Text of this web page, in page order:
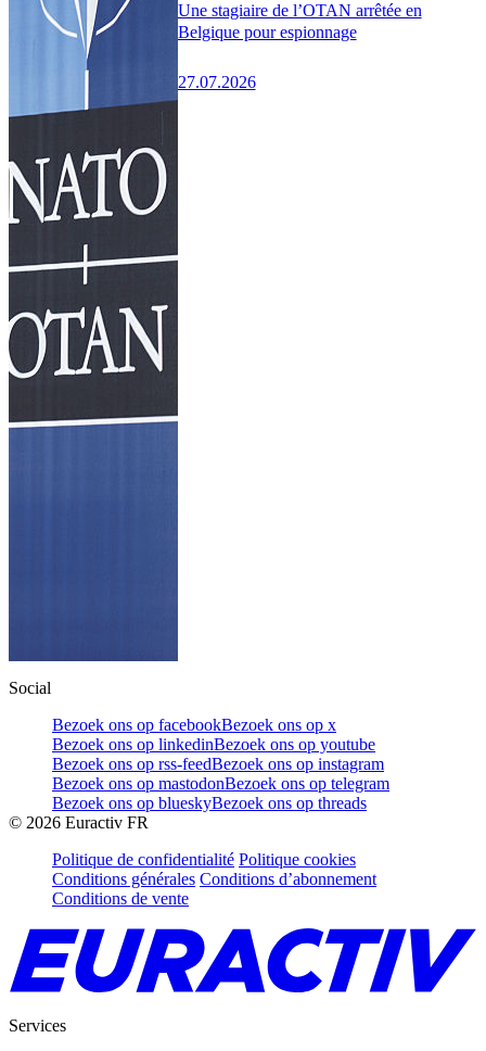
Une stagiaire de l’OTAN arrêtée en
Belgique pour espionnage
27.07.2026
Social
Bezoek ons op facebookBezoek ons op x
Bezoek ons op linkedinBezoek ons op youtube
Bezoek ons op rss-feedBezoek ons op instagram
Bezoek ons op mastodonBezoek ons op telegram
Bezoek ons op blueskyBezoek ons op threads
© 2026 Euractiv FR
Politique de confidentialité Politique cookies
Conditions générales Conditions d’abonnement
Conditions de vente
Services